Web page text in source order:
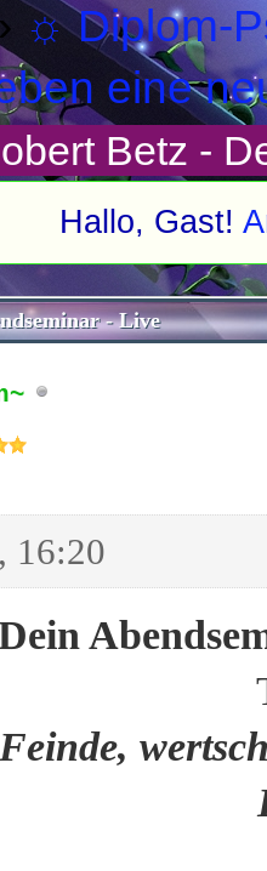
☼ Diplom-
eine
Betz -
Hallo, Gast!
- Live
16:20